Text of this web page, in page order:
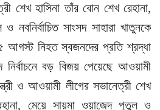
শেখ হাসিনা তাঁর বোন শেখ রেহানা,
নবনির্বাচিত সাংসদ সাহারা খাতুনকে
আগস্ট নিহত স্বজনদের প্রতি শ্রদ্ধা
বড় বিজয় পেয়েছে আওয়ামী
ও আওয়ামী লীগের সভানেত্রী শেখ
মেয়ে সায়মা ওয়াজেদ পুতুল ও